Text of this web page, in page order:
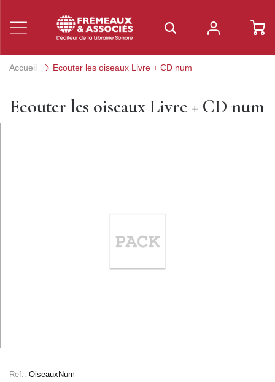
Accueil Ecouter les oiseaux Livre + CD num
Ecouter les oiseaux Livre + CD num
Ref.: OiseauxNum